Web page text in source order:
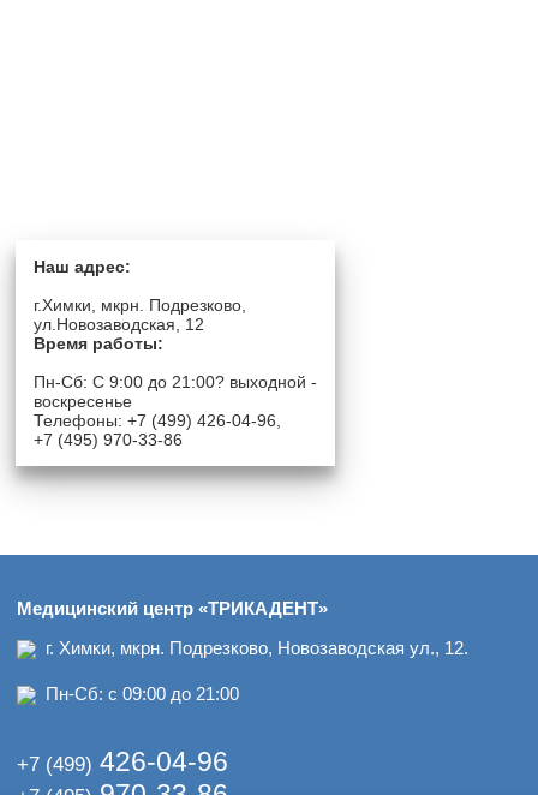
Наш адрес:
г.Химки, мкрн. Подрезково,
ул.Новозаводская, 12
Время работы:
Пн-Сб: C 9:00 до 21:00? выходной -
воскресенье
Телефоны: +7 (499) 426-04-96,
+7 (495) 970-33-86
Медицинский центр «ТРИКАДЕНТ»
г. Химки, мкрн. Подрезково, Новозаводская ул., 12.
Пн-Сб: с 09:00 до 21:00
+7 (499) 426-04-96